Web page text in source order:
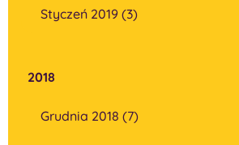
Styczeń 2019 (3)
2018
Grudnia 2018 (7)